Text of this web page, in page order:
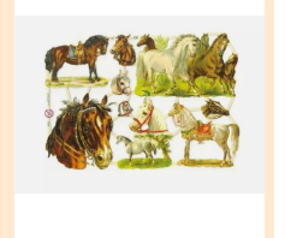
Papier
décopatch
(15)